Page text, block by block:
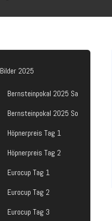
Bilder 2025
Bernsteinpokal 2025 Sa
Bernsteinpokal 2025 So
Höpnerpreis Tag 1
Höpnerpreis Tag 2
Eurocup Tag 1
Eurocup Tag 2
Eurocup Tag 3